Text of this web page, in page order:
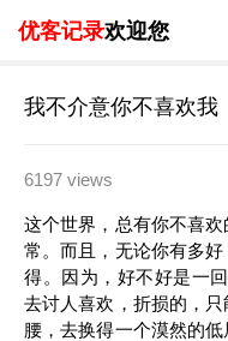
优客记录欢迎您
我不介意你不喜欢我
6197 views
这个世界，总有你不喜
常。而且，无论你有多
得。因为，好不好是一
去讨人喜欢，折损的，
腰，去换得一个漠然的